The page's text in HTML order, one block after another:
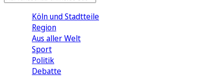
Köln und Stadtteile
Region
Aus aller Welt
Sport
Politik
Debatte